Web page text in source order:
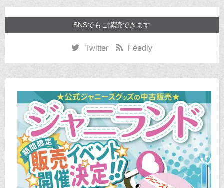
SNSでもご購読できます
Twitter Feedly